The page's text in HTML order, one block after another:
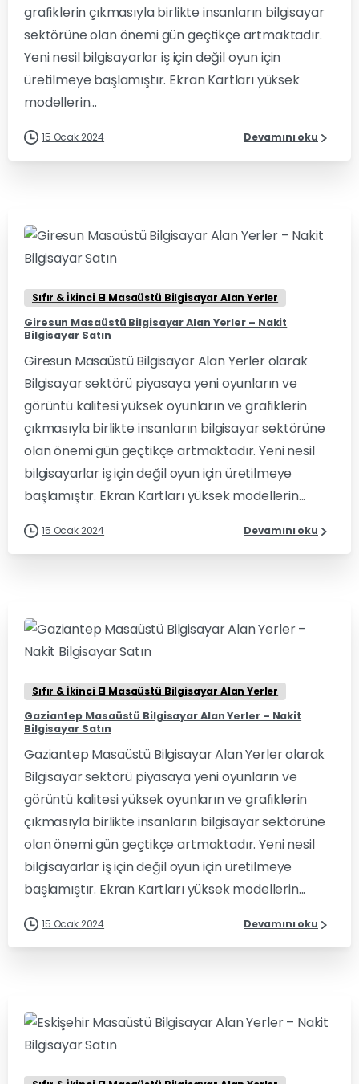
grafiklerin çıkmasıyla birlikte insanların bilgisayar
sektörüne olan önemi gün geçtikçe artmaktadır.
Yeni nesil bilgisayarlar iş için değil oyun için
üretilmeye başlamıştır. Ekran Kartları yüksek
modellerin...
15 Ocak 2024 Devamını oku
0 1
Sıfır & İkinci El Masaüstü Bilgisayar Alan Yerler
Giresun Masaüstü Bilgisayar Alan Yerler – Nakit
Bilgisayar Satın
Giresun Masaüstü Bilgisayar Alan Yerler olarak
Bilgisayar sektörü piyasaya yeni oyunların ve
görüntü kalitesi yüksek oyunların ve grafiklerin
çıkmasıyla birlikte insanların bilgisayar sektörüne
olan önemi gün geçtikçe artmaktadır. Yeni nesil
bilgisayarlar iş için değil oyun için üretilmeye
başlamıştır. Ekran Kartları yüksek modellerin...
15 Ocak 2024 Devamını oku
0 0
Sıfır & İkinci El Masaüstü Bilgisayar Alan Yerler
Gaziantep Masaüstü Bilgisayar Alan Yerler – Nakit
Bilgisayar Satın
Gaziantep Masaüstü Bilgisayar Alan Yerler olarak
Bilgisayar sektörü piyasaya yeni oyunların ve
görüntü kalitesi yüksek oyunların ve grafiklerin
çıkmasıyla birlikte insanların bilgisayar sektörüne
olan önemi gün geçtikçe artmaktadır. Yeni nesil
bilgisayarlar iş için değil oyun için üretilmeye
başlamıştır. Ekran Kartları yüksek modellerin...
15 Ocak 2024 Devamını oku
0 0